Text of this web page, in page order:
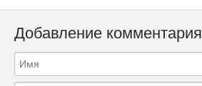
Добавление комментария